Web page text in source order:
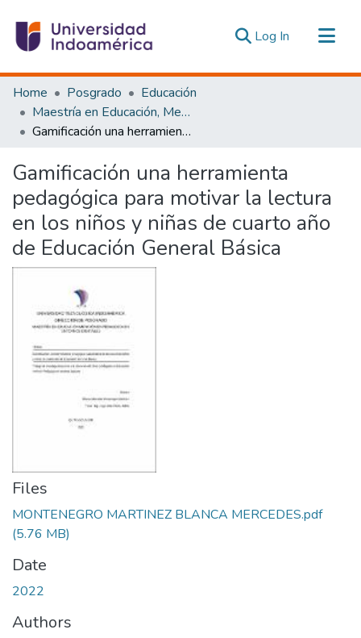
Log In (current)
Communities & Collections
All of DSpace
Statistics
Estadísticas Externas
Home Posgrado
Educación
Maestría en Educación, Mención Pedagogía en Entornos Digitales
Gamificación una herramienta pedagógica para motivar la lectura en los niños y niñas de cuarto año de Educación General Básica
Gamificación una herramienta
pedagógica para motivar la lectura
en los niños y niñas de cuarto año
de Educación General Básica
Files
MONTENEGRO MARTINEZ BLANCA MERCEDES.pdf
(5.76 MB)
Date
2022
Authors